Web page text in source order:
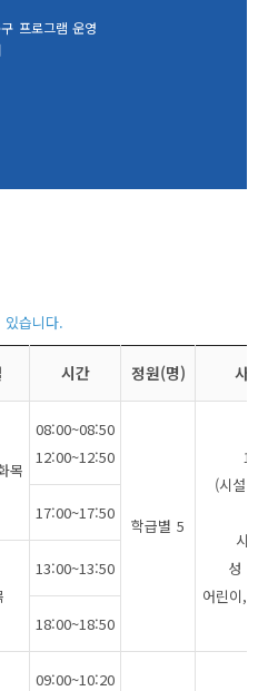
프로그램 운영
시간 정원(명) 사
목
08:00~08:50
12:00~12:50
학급별 5
(시설
시
성
어린이,
17:00~17:50
13:00~13:50
18:00~18:50
09:00~10:20